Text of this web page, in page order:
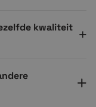
kwaliteit